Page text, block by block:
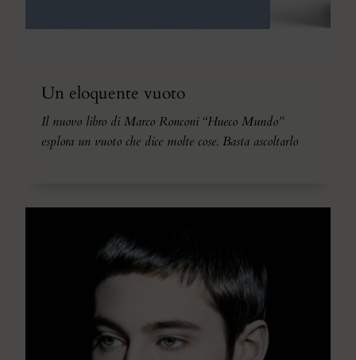
Un eloquente vuoto
Il nuovo libro di Marco Ronconi “Hueco Mundo”
esplora un vuoto che dice molte cose. Basta ascoltarlo